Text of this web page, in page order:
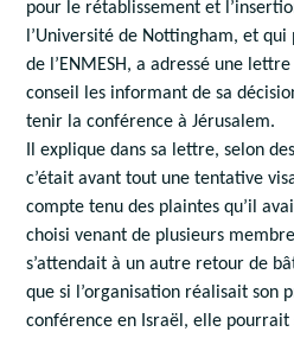
pour le rétablissement et
l’Université de Nottingham, et
de l’ENMESH, a adressé une
conseil les informant de sa
tenir la conférence à Jérusalem.
Il explique dans sa lettre, selon
c’était avant tout une tentative
compte tenu des plaintes qu’il
choisi venant de plusieurs
s’attendait à un autre retour de
que si l’organisation réalisait son
conférence en Israël, elle pourrait